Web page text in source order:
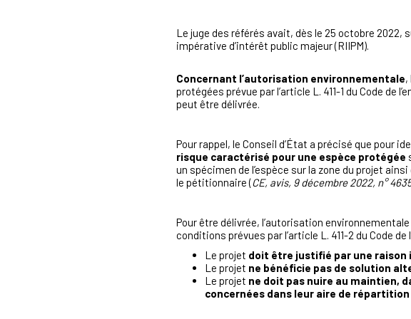
Le juge des référés avait, dès le 25 octobre 2022,
impérative d’intérêt public majeur (RIIPM).
Concernant l’autorisation environnementale,
protégées prévue par l’article L. 411-1 du Code
peut être délivrée.
Pour rappel, le Conseil d’État a précisé que pour
risque caractérisé pour une espèce protégée
un spécimen de l’espèce sur la zone du projet
le pétitionnaire (CE, avis, 9 décembre 2022, n°
Pour être délivrée, l’autorisation
conditions prévues par l’article L. 411-2 du Code de
Le projet doit être justifié par une raison
Le projet ne bénéficie pas de solution
Le projet ne doit pas nuire au maintien,
concernées dans leur aire de